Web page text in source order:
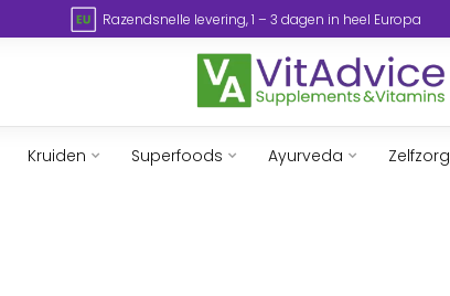
Razendsnelle levering, 1 – 3 dagen in heel Europa
Kruiden Superfoods Ayurveda Zelfzorg